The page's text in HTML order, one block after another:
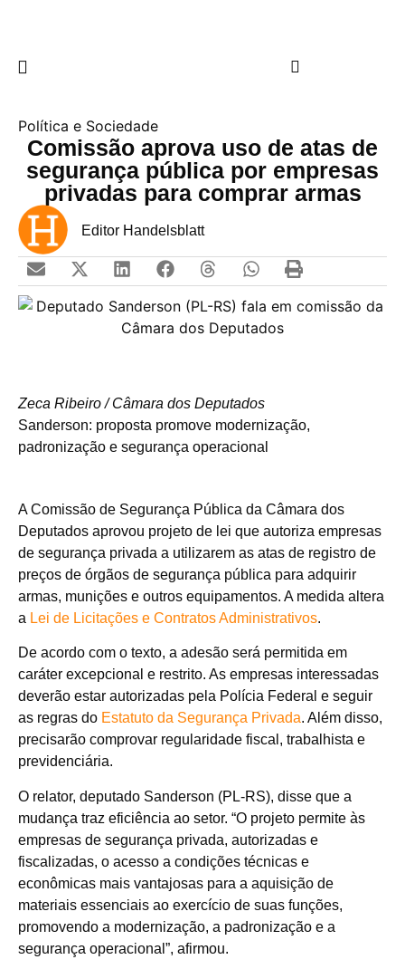
Política e Sociedade
Comissão aprova uso de atas de
segurança pública por empresas
privadas para comprar armas
Editor Handelsblatt
Zeca Ribeiro / Câmara dos Deputados
Sanderson: proposta promove modernização,
padronização e segurança operacional
A Comissão de Segurança Pública da Câmara dos
Deputados aprovou projeto de lei que autoriza empresas
de segurança privada a utilizarem as atas de registro de
preços de órgãos de segurança pública para adquirir
armas, munições e outros equipamentos. A medida altera
a Lei de Licitações e Contratos Administrativos.
De acordo com o texto, a adesão será permitida em
caráter excepcional e restrito. As empresas interessadas
deverão estar autorizadas pela Polícia Federal e seguir
as regras do Estatuto da Segurança Privada. Além disso,
precisarão comprovar regularidade fiscal, trabalhista e
previdenciária.
O relator, deputado Sanderson (PL-RS), disse que a
mudança traz eficiência ao setor. “O projeto permite às
empresas de segurança privada, autorizadas e
fiscalizadas, o acesso a condições técnicas e
econômicas mais vantajosas para a aquisição de
materiais essenciais ao exercício de suas funções,
promovendo a modernização, a padronização e a
segurança operacional”, afirmou.